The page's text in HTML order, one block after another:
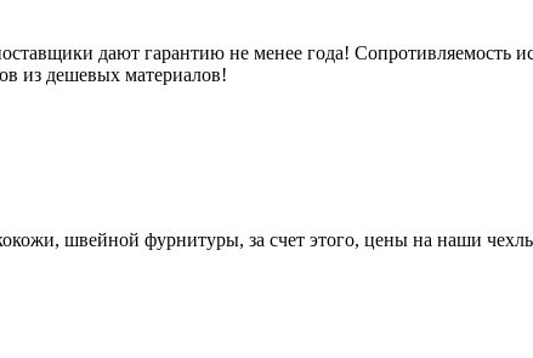
дают гарантию не менее года! Сопротивляемость
из дешевых материалов!
швейной фурнитуры, за счет этого, цены на наши